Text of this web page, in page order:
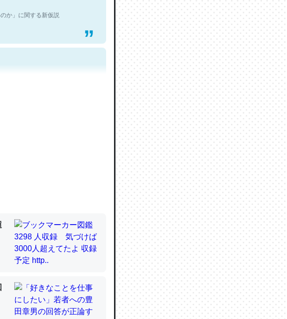
か」に関する新仮説
から両方が拮抗してるので
は苦労してるんだな…。腹足
か」に関する新仮説
ちRingも置こうかと画策
ュニケーションが劇的に変化し